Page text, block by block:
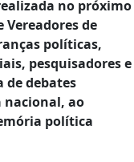
no próximo
Vereadores de
políticas,
pesquisadores e
debates
nacional, ao
política